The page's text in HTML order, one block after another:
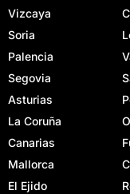
Vizcaya
Soria
Palencia
Segovia
Asturias
La Coruña
Canarias
Mallorca
El Ejido